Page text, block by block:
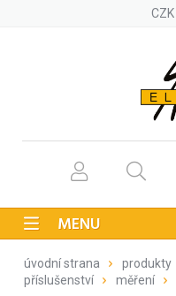
CZK
MENU
úvodní strana produkty
příslušenství
měření